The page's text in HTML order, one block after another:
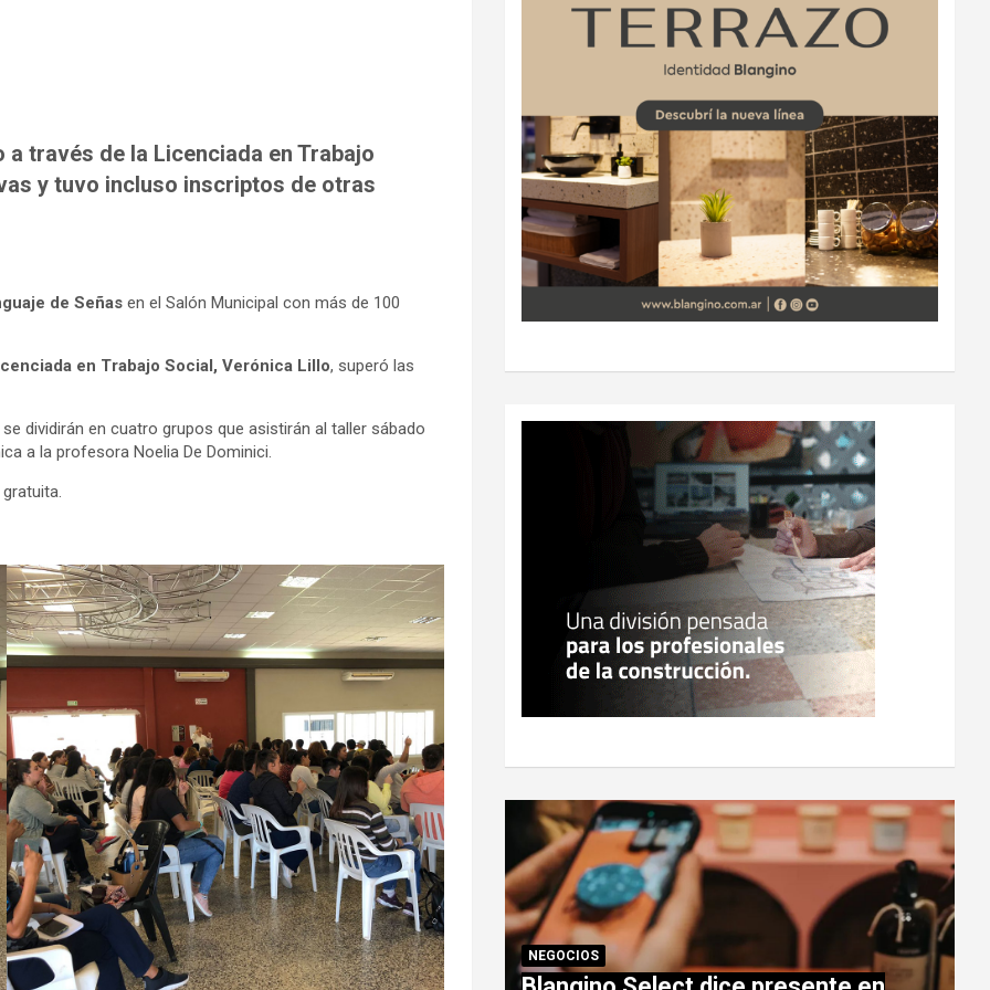
través de la Licenciada en Trabajo
y tuvo incluso inscriptos de otras
de Señas en el Salón Municipal con más de 100
en Trabajo Social, Verónica Lillo, superó las
dividirán en cuatro grupos que asistirán al taller sábado
a la profesora Noelia De Dominici.
NEGOCIOS